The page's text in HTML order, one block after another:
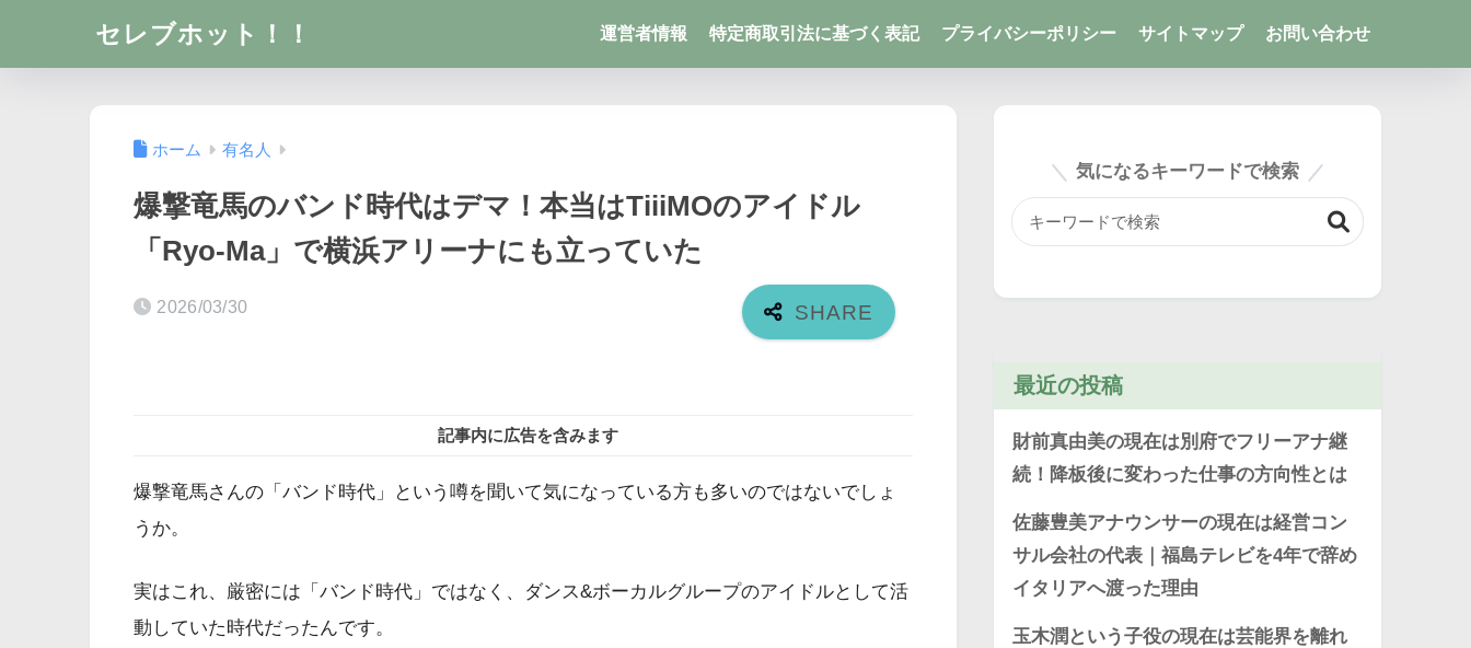
セレブホット！！ 運営者情報 特定商取引法に基づく表記 プライバシーポリシー サイトマップ お問い合わせ
ホーム 有名人
爆撃竜馬のバンド時代はデマ！本当はTiiiMOのアイドル
「Ryo-Ma」で横浜アリーナにも立っていた
2026/03/30
記事内に広告を含みます
爆撃竜馬さんの「バンド時代」という噂を聞いて気になっている方も多いのではないでしょ
うか。
実はこれ、厳密には「バンド時代」ではなく、ダンス&ボーカルグループのアイドルとして活
動していた時代だったんです。
気になるキーワードで検索
最近の投稿
財前真由美の現在は別府でフリーアナ継
続！降板後に変わった仕事の方向性とは
佐藤豊美アナウンサーの現在は経営コン
サル会社の代表｜福島テレビを4年で辞め
イタリアへ渡った理由
玉木潤という子役の現在は芸能界を離れ